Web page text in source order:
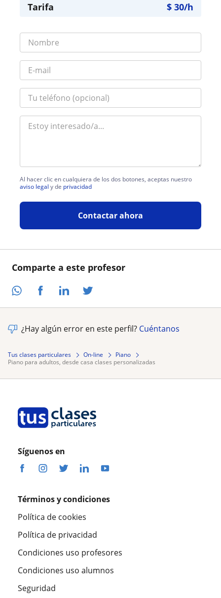
Comparte a este profesor
Tarifa $ 30/h
Al hacer clic en cualquiera de los dos botones, aceptas nuestro
aviso legal y de privacidad
Contactar ahora
¿Hay algún error en este perfil? Cuéntanos
Tus clases particulares On-line
Piano
piano para adultos, desde casa clases personalizadas
Síguenos en
Términos y condiciones
Política de cookies
Política de privacidad
Condiciones uso profesores
Condiciones uso alumnos
Seguridad